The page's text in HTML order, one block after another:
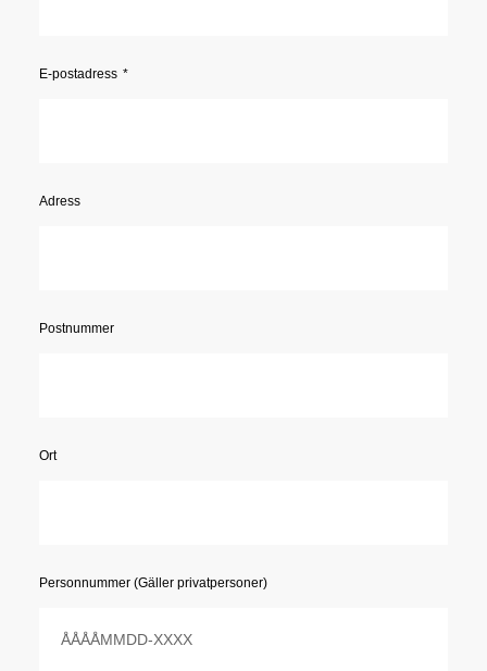
E-postadress
Adress
Postnummer
Ort
Personnummer (Gäller privatpersoner)